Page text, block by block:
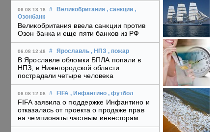
06.08 13:18 # Великобритания , санкции ,
Озонбанк
Великобритания ввела санкции против
Озон банка и еще пяти банков из РФ
06.08 12:48 # Ярославль , НПЗ , пожар
В Ярославле обломки БПЛА попали в
НПЗ, в Нижегородской области
пострадали четыре человека
06.08 12:08 # FIFA , Инфантино , футбол
FIFA заявила о поддержке Инфантино и
отказалась от проекта о продаже прав
на чемпионаты частным инвесторам